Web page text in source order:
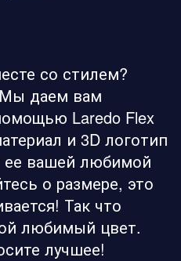
со стилем?
даем вам
Laredo Flex
и 3D логотип
ее вашей любимой
о размере, это
Так что
любимый цвет.
лучшее!